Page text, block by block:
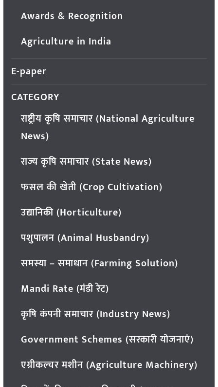
Awards & Recognition
Agriculture in India
E-paper
CATEGORY
राष्ट्रीय कृषि समाचार (National Agriculture
News)
राज्य कृषि समाचार (State News)
फसल की खेती (Crop Cultivation)
उद्यानिकी (Horticulture)
पशुपालन (Animal Husbandry)
समस्या – समाधान (Farming Solution)
Mandi Rate (मंडी रेट)
कृषि कंपनी समाचार (Industry News)
Government Schemes (सरकारी योजनाएं)
एग्रीकल्चर मशीन (Agriculture Machinery)